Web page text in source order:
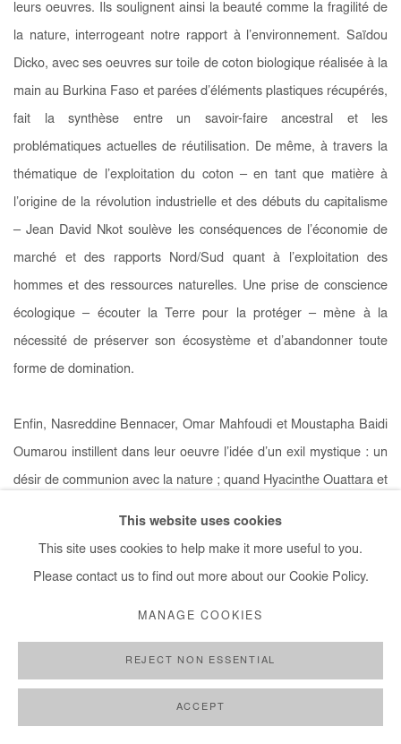
leurs oeuvres. Ils soulignent ainsi la beauté comme la fragilité de
la nature, interrogeant notre rapport à l’environnement. Saïdou
Dicko, avec ses oeuvres sur toile de coton biologique réalisée à la
main au Burkina Faso et parées d’éléments plastiques récupérés,
fait la synthèse entre un savoir-faire ancestral et les
problématiques actuelles de réutilisation. De même, à travers la
thématique de l’exploitation du coton – en tant que matière à
l’origine de la révolution industrielle et des débuts du capitalisme
– Jean David Nkot soulève les conséquences de l’économie de
marché et des rapports Nord/Sud quant à l’exploitation des
hommes et des ressources naturelles. Une prise de conscience
écologique – écouter la Terre pour la protéger – mène à la
nécessité de préserver son écosystème et d’abandonner toute
forme de domination.
Enfin, Nasreddine Bennacer, Omar Mahfoudi et Moustapha Baidi
Oumarou instillent dans leur oeuvre l’idée d’un exil mystique : un
désir de communion avec la nature ; quand Hyacinthe Ouattara et
DEMANDER LE CATALOGUE DE L'EXPOSITION
This website uses cookies
This site uses cookies to help make it more useful to you.
Please contact us to find out more about our Cookie Policy.
MANAGE COOKIES
REJECT NON ESSENTIAL
ACCEPT